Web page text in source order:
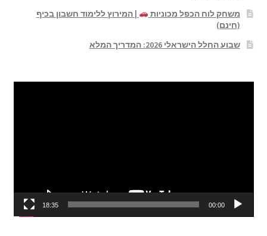
משחק לוח הכפל מכוניות
| המירוץ ללימוד חשבון בכיף
(חינם)
שבוע החלל הישראלי 2026: המדריך המלא
00:00
18:35